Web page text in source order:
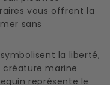
vous offrent la
sans
la liberté,
créature marine
représente le